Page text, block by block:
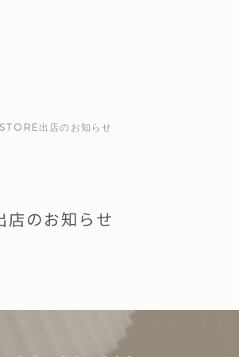
出店のお知らせ
店のお知らせ